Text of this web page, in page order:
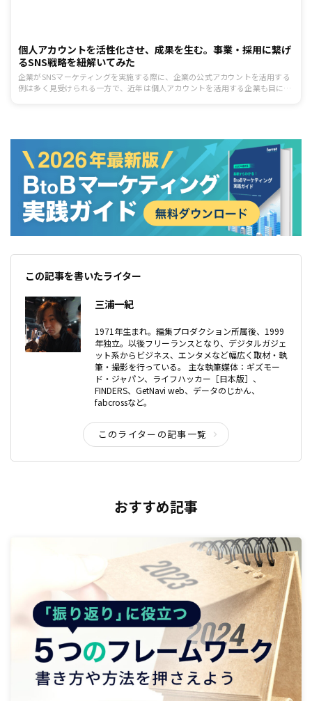
個人アカウントを活性化させ、成果を生む。事業・採用に繋げ
るSNS戦略を紐解いてみた
企業がSNSマーケティングを実施する際に、企業の公式アカウントを活用する
例は多く見受けられる一方で、近年は個人アカウントを活用する企業も目にす
この記事を書いたライター
三浦一紀
1971年生まれ。編集プロダクション所属後、1999
年独立。以後フリーランスとなり、デジタルガジェ
ット系からビジネス、エンタメなど幅広く取材・執
筆・撮影を行っている。 主な執筆媒体：ギズモー
ド・ジャパン、ライフハッカー［日本版］、
FINDERS、GetNavi web、データのじかん、
fabcrossなど。
このライターの記事一覧
おすすめ記事